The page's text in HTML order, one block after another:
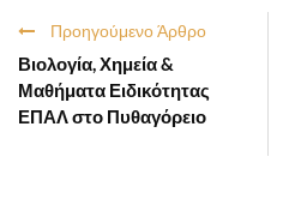
Προηγούμενο Άρθρο
Βιολογία, Χημεία &
Μαθήματα Ειδικότητας
ΕΠΑΛ στο Πυθαγόρειο